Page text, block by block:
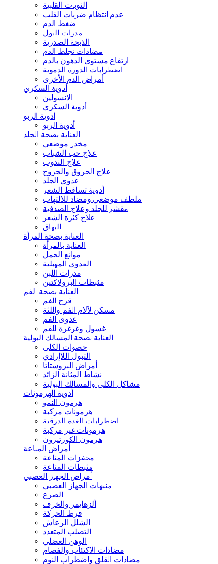
النوبات القلبية
عدم انتظام ضربات القلب
ضغط الدم
مدرات البول
الذبحة الصدرية
مضادات تجلط الدم
ارتفاع مستوى الدهون بالدم
اضطرابات الدورة الدموية
أمراض الدم الأخرى
أدوية السكري
الانسولين
أدوية السكري
أدوية الربو
أدوية الربو
العناية بصحة الجلد
مخدر موضعي
علاج حب الشباب
علاج الندوب
علاج الحروق والجروح
عدوى الجلد
أدوية تساقط الشعر
ملطف موضعي ومضاد للالتهاب
مقشر للجلد وعلاج الصدفية
علاج كثرة الشعر
البهاق
العناية بصحة المرأة
العناية بالمرأة
موانع الحمل
العدوى المهبلية
مدرات اللبن
مثبطات البرولاكتين
العناية بصحة الفم
قرح الفم
مسكن لآلام الفم واللثة
عدوى الفم
غسول وغرغرة للفم
العناية بصحة المسالك البولية
حصوات الكلى
التبول اللاإرادي
أمراض البروستاتا
نشاط المثانة الزائد
مشاكل الكلى والمسالك البولية
أدوية الهرمونات
هرمون النمو
هرمونات مركبة
اضطرابات الغدة الدرقية
هرمونات غير مركبة
هرمون الكورتيزون
أمراض المناعة
محفزات المناعة
مثبطات المناعة
أمراض الجهاز العصبي
منبهات الجهاز العصبي
الصرع
ألزهايمر والخرف
فرط الحركة
الشلل الرعاش
التصلب المتعدد
الوهن العضلي
مضادات الاكتئاب والفصام
مضادات القلق واضطراب النوم